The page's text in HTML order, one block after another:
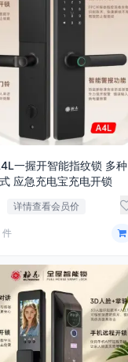
一握开智能指纹锁 多种
应急充电宝充电开锁
详情查看会员价
件